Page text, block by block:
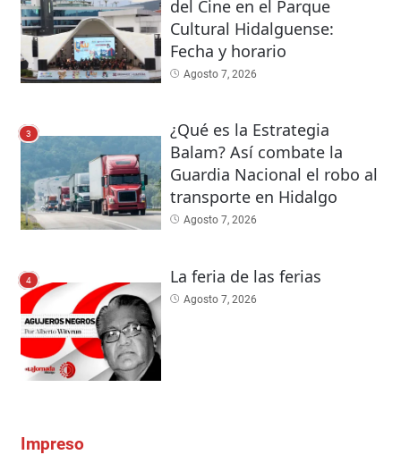
del Cine en el Parque
Cultural Hidalguense:
Fecha y horario
Agosto 7, 2026
3
¿Qué es la Estrategia
Balam? Así combate la
Guardia Nacional el robo al
transporte en Hidalgo
Agosto 7, 2026
4 La feria de las ferias
Agosto 7, 2026
Impreso